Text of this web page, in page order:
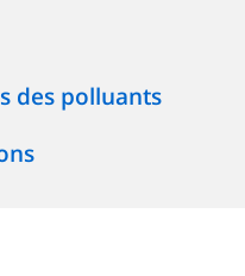
des polluants